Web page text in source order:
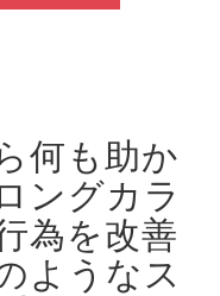
何も助か
ングカラ
為を改善
ようなス